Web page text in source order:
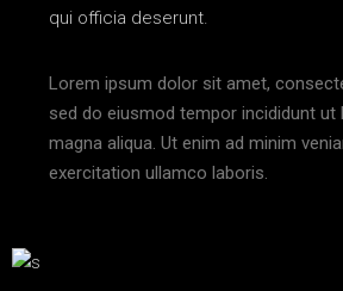
qui officia deserunt.
Lorem ipsum dolor sit amet,
sed do eiusmod tempor incididunt ut
magna aliqua. Ut enim ad minim
exercitation ullamco laboris.